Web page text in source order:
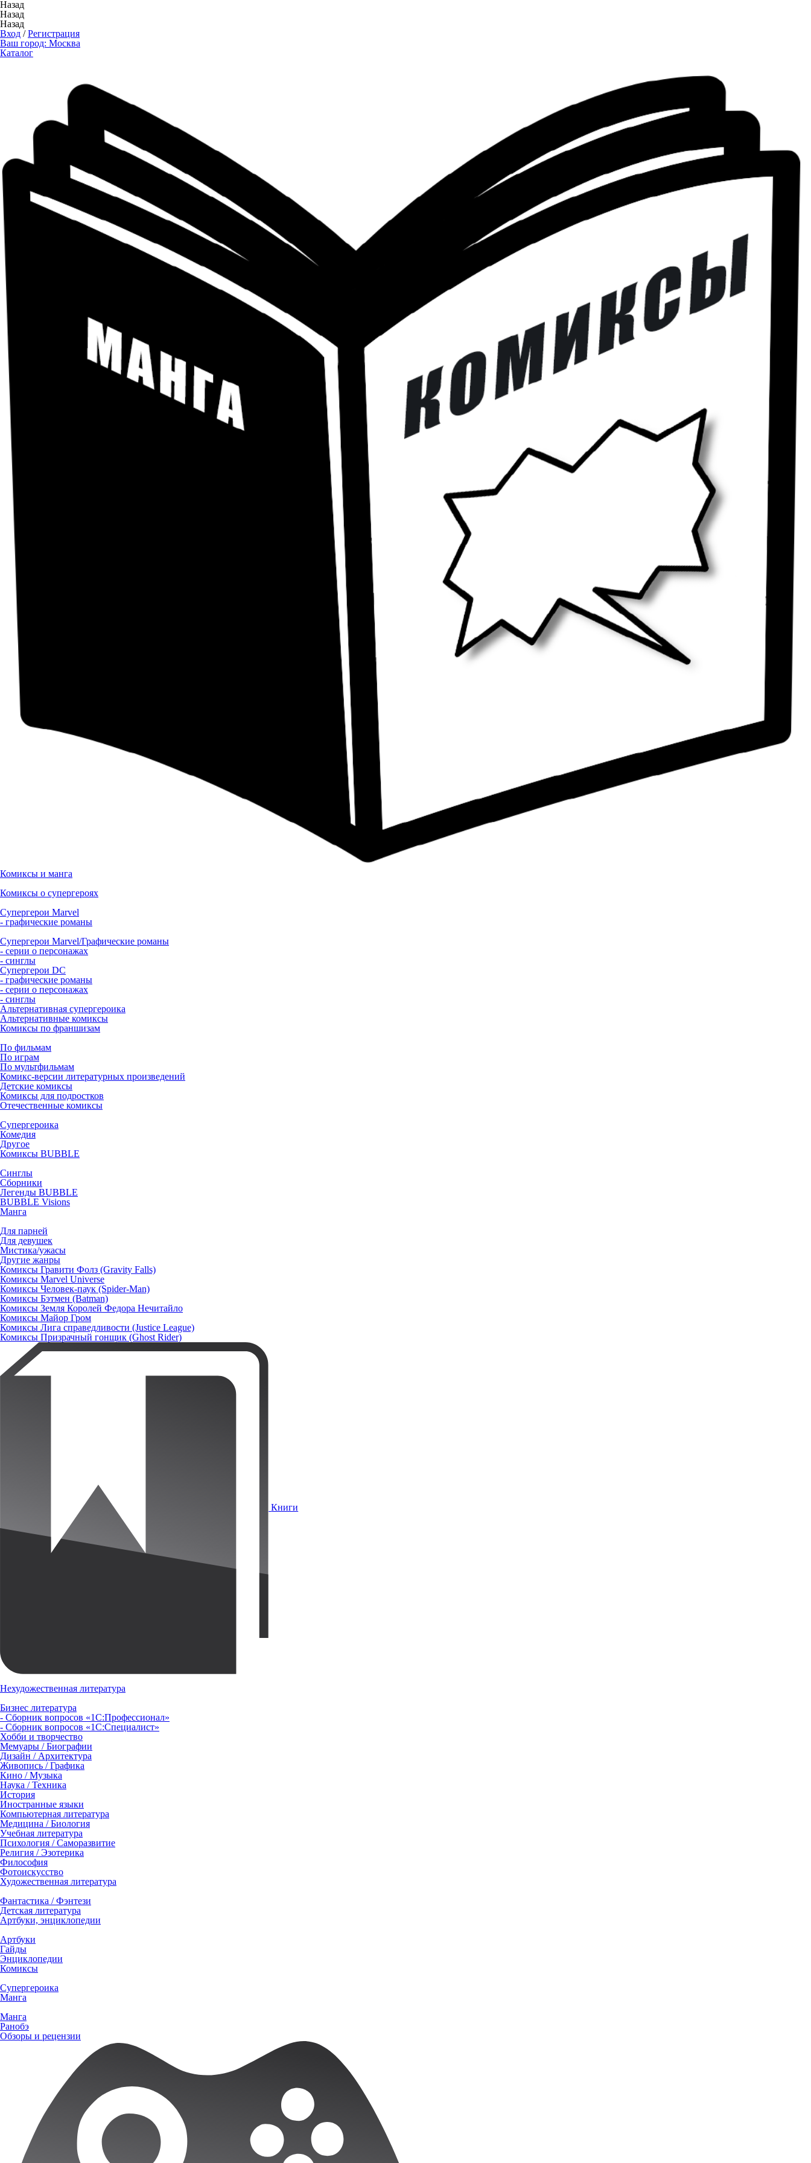
Назад
Назад
Назад
Вход /Регистрация
Ваш город: Москва
Каталог
Комиксы и манга
Комиксы о супергероях
Супергерои Marvel
- графические романы
Супергерои Marvel/Графические романы
- серии о персонажах
- синглы
Супергерои DC
- графические романы
- серии о персонажах
- синглы
Альтернативная супергероика
Альтернативные комиксы
Комиксы по франшизам
По фильмам
По играм
По мультфильмам
Комикс-версии литературных произведений
Детские комиксы
Комиксы для подростков
Отечественные комиксы
Супергероика
Комедия
Другое
Комиксы BUBBLE
Синглы
Сборники
Легенды BUBBLE
BUBBLE Visions
Манга
Для парней
Для девушек
Мистика/ужасы
Другие жанры
Комиксы Гравити Фолз (Gravity Falls)
Комиксы Marvel Universe
Комиксы Человек-паук (Spider-Man)
Комиксы Бэтмен (Batman)
Комиксы Земля Королей Федора Нечитайло
Комиксы Майор Гром
Комиксы Лига справедливости (Justice League)
Комиксы Призрачный гонщик (Ghost Rider)
Книги
Нехудожественная литература
Бизнес литература
- Сборник вопросов «1С:Профессионал»
- Сборник вопросов «1С:Специалист»
Хобби и творчество
Мемуары / Биографии
Дизайн / Архитектура
Живопись / Графика
Кино / Музыка
Наука / Техника
История
Иностранные языки
Компьютерная литература
Медицина / Биология
Учебная литература
Психология / Саморазвитие
Религия / Эзотерика
Философия
Фотоискусство
Художественная литература
Фантастика / Фэнтези
Детская литература
Артбуки, энциклопедии
Артбуки
Гайды
Энциклопедии
Комиксы
Супергероика
Манга
Манга
Ранобэ
Обзоры и рецензии